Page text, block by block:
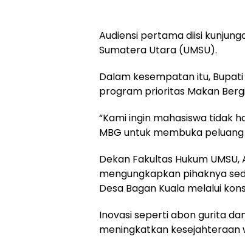
Audiensi pertama diisi
Sumatera Utara (UMSU).
Dalam kesempatan itu,
program prioritas Makan
“Kami ingin mahasiswa tidak
MBG untuk membuka
Dekan Fakultas Hukum UMSU,
mengungkapkan pihaknya
Desa Bagan Kuala melalui
Inovasi seperti abon gurita
meningkatkan kesejahteraan